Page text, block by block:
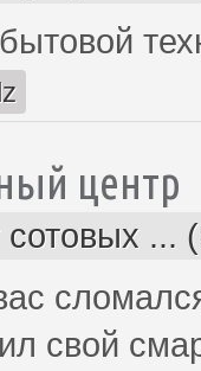
центр
сотовых ...
свой